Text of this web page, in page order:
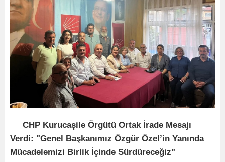
CHP Kurucaşile Örgütü Ortak İrade Mesajı
Verdi: "Genel Başkanımız Özgür Özel’in Yanında
Mücadelemizi Birlik İçinde Sürdüreceğiz"